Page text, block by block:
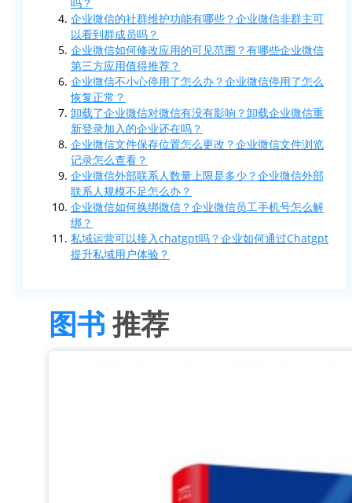
企业微信的社群维护功能有哪些？企业微信非群主可
以看到群成员吗？
企业微信如何修改应用的可见范围？有哪些企业微信
第三方应用值得推荐？
企业微信不小心停用了怎么办？企业微信停用了怎么
恢复正常？
卸载了企业微信对微信有没有影响？卸载企业微信重
新登录加入的企业还在吗？
企业微信文件保存位置怎么更改？企业微信文件浏览
记录怎么查看？
企业微信外部联系人数量上限是多少？企业微信外部
联系人规模不足怎么办？
企业微信如何换绑微信？企业微信员工手机号怎么解
绑？
私域运营可以接入chatgpt吗？企业如何通过Chatgpt
提升私域用户体验？
图书推荐